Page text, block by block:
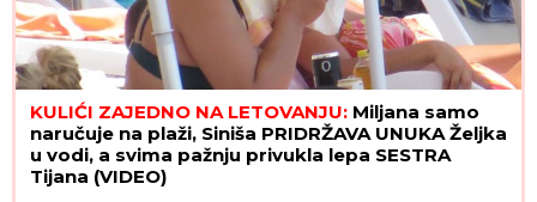
KULIĆI ZAJEDNO NA LETOVANJU: Miljana samo
naručuje na plaži, Siniša PRIDRŽAVA UNUKA Željka
u vodi, a svima pažnju privukla lepa SESTRA
Tijana (VIDEO)